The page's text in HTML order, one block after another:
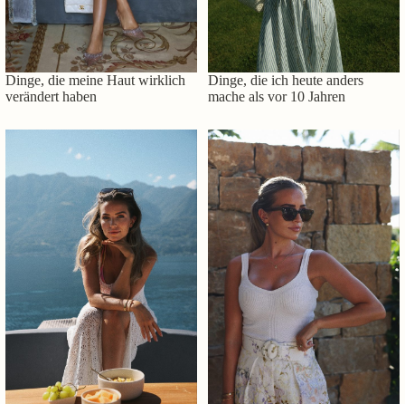
Dinge, die meine Haut wirklich
verändert haben
Dinge, die ich heute anders
mache als vor 10 Jahren